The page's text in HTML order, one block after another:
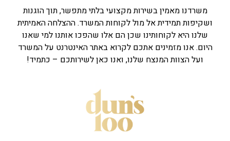
משרדנו מאמין בשירות מקצועי בלתי מתפשר, תוך הוגנות
ושקיפות תמידית אל מול לקוחות המשרד. ההצלחה האמיתית
שלנו היא לקוחותינו שכן הם אלו שהפכו אותנו למי שאנו
היום. אנו מזמינים אתכם לקרוא באתר האינטרנט על המשרד
ועל הצוות המנצח שלנו, ואנו כאן לשירותכם – כתמיד!